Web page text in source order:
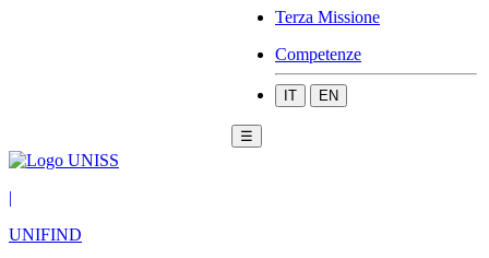
Terza Missione
Competenze
IT EN
☰
|
UNIFIND